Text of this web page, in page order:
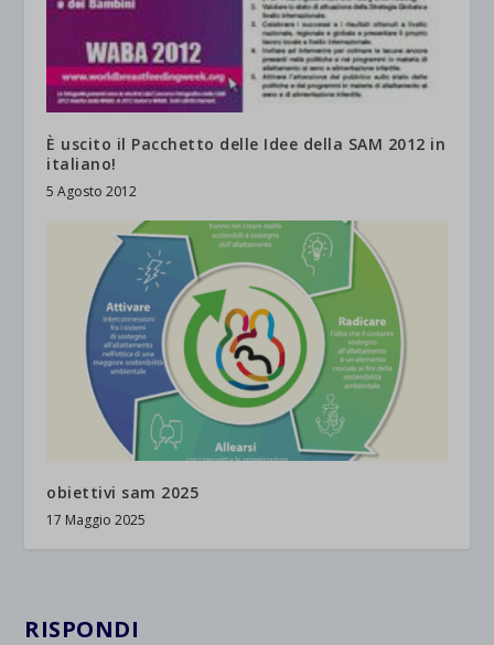
È uscito il Pacchetto delle Idee della SAM 2012 in
italiano!
5 Agosto 2012
obiettivi sam 2025
17 Maggio 2025
RISPONDI